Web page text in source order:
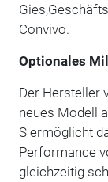
Convivo.
Optionales
Der Hersteller
neues Modell
S ermöglicht
Performance
gleichzeitig